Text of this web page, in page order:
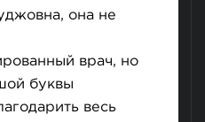
она не
врач, но
буквы
весь